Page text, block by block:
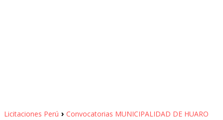
Licitaciones Perú › Convocatorias MUNICIPALIDAD DE HUARO